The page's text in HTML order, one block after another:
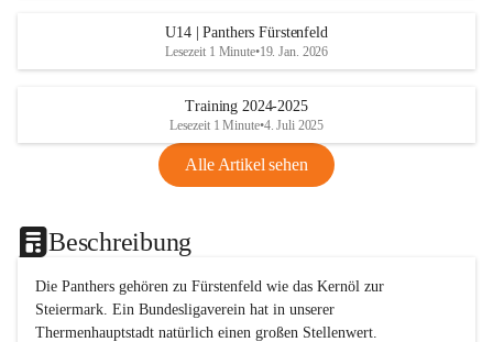
U14 | Panthers Fürstenfeld
Lesezeit 1 Minute•19. Jan. 2026
Training 2024-2025
Lesezeit 1 Minute•4. Juli 2025
Alle Artikel sehen
Beschreibung
Die Panthers gehören zu Fürstenfeld wie das Kernöl zur
Steiermark. Ein Bundesligaverein hat in unserer
Thermenhauptstadt natürlich einen großen Stellenwert.